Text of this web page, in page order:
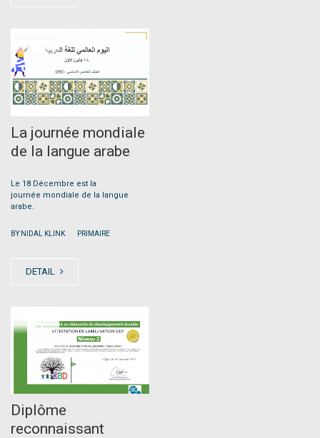
17
La journée mondiale
de la langue arabe
Le 18 Décembre est la
journée mondiale de la langue
arabe.
BY NIDAL KLINK PRIMAIRE
DETAIL
15
Diplôme
reconnaissant